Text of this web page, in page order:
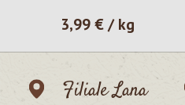
Prezzo normale:
3,99 € / kg
Filiale Lana